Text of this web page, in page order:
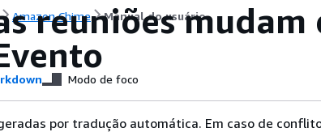
Amazon Chime Manual do usuário
reuniões
Modo de foco
por tradução automática. Em caso de